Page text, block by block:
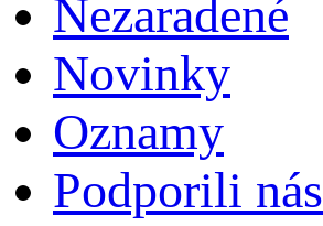
Nezaradené
Novinky
Oznamy
Podporili nás